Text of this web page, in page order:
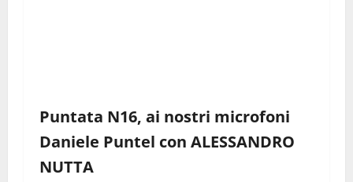
Puntata N16, ai nostri microfoni
Daniele Puntel con ALESSANDRO
NUTTA